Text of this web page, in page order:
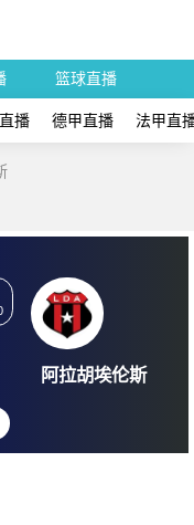
篮球直播
播 德甲直播 法甲直
10:00:00
阿拉胡